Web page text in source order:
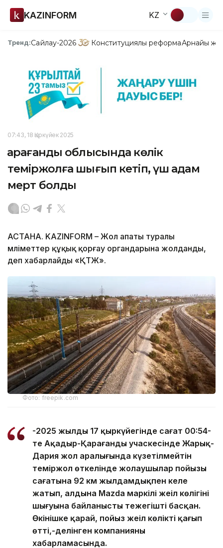
KAZINFORM KZ
Тренд:Сайлау-2026 Конституциялық реформаАрнайы
07:43, 18 Қыркүйек 2025
Қарағанды облысында көлік
теміржолға шығып кетіп, үш адам
мерт болды
АСТАНА. KAZINFORM – Жол апаты туралы
мәліметтер құқық қорғау органдарына жолданды,
деп хабарлайды «ҚТЖ».
Фото: freepik.com
-2025 жылдың 17 қыркүйегінде сағат 00:54-
те Ақадыр-Қарағанды учаскесінде Жарық-
Дария жол аралығында күзетілмейтін
теміржол өткелінде жолаушылар пойызы
сағатына 92 км жылдамдықпен келе
жатып, алдына Mazda маркілі жеңіл көлігінің
шығуына байланысты тежегішті басқан.
Өкінішке қарай, пойыз жеңіл көлікті қағып
өтті,-делінген компанияның
хабарламасында.